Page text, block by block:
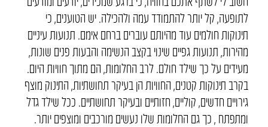
לתופעה, קל יותר להתמודד עמה ולהכילה. יש הטוענים, כי
תינוקות חולמים עוד מהיותם עוברים ברחם אימם. תנועות עיניים
מהירות, תנועות גפיים שינוי בקצב הנשימה והבעות פנים שונות,
מעידים על כך שילד חולם. לרב החלומות, הם מתוך חוויות היום.
בקרב תינוקות קטנים, החוויות הן בעיקר תחושתיות, התינוק מוצף
גירויים חדשים, קוליים, חזותיים ובעיקר תחושתיים. ככל שילד גדל
ומתפתח , כך גם החלומות שלו נעשים מורכבים ומוצפים יותר.